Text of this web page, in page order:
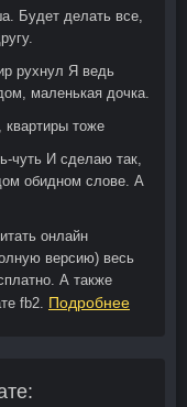
Будет делать все,
рухнул Я ведь
маленькая дочка.
квартиры тоже
чуть И сделаю так,
обидном слове. А
онлайн
версию) весь
А также
fb2. Подробнее